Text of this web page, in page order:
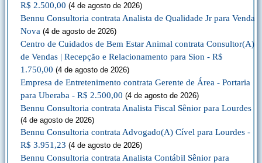
R$ 2.500,00 (4 de agosto de 2026)
Bennu Consultoria contrata Analista de Qualidade Jr para Venda
Nova (4 de agosto de 2026)
Centro de Cuidados de Bem Estar Animal contrata Consultor(A)
de Vendas | Recepção e Relacionamento para Sion - R$
1.750,00 (4 de agosto de 2026)
Empresa de Entretenimento contrata Gerente de Área - Portaria
para Uberaba - R$ 2.500,00 (4 de agosto de 2026)
Bennu Consultoria contrata Analista Fiscal Sênior para Lourdes
(4 de agosto de 2026)
Bennu Consultoria contrata Advogado(A) Cível para Lourdes -
R$ 3.951,23 (4 de agosto de 2026)
Bennu Consultoria contrata Analista Contábil Sênior para